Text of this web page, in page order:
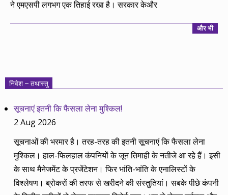
ने एमएसपी लगभग एक तिहाई रखा है। सरकार केऔर
और भी
निवेश – तथास्तु
सूचनाएं इतनी कि फैसला लेना मुश्किल!
2 Aug 2026
सूचनाओं की भरमार है। तरह-तरह की इतनी सूचनाएं कि फैसला लेना
मुश्किल। हाल-फिलहाल कंपनियों के जून तिमाही के नतीजे आ रहे हैं। इसी
के साथ मैनेजमेंट के प्रजेंटेशन। फिर भांति-भांति के एनालिस्टों के
विश्लेषण। ब्रोकरों की तरफ से खरीदने की संस्तुतियां। सबके पीछे कंपनी